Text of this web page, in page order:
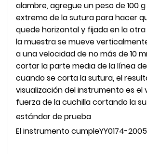
alambre, agregue un peso de 100
extremo de la sutura para hacer
quede horizontal y fijada en la
la muestra se mueve
a una velocidad de no más de 10
cortar la parte media de la línea
cuando se corta la sutura, el
visualización del instrumento es el
fuerza de la cuchilla cortando la
estándar de prueba
El instrumento cumpleYY0174-2005